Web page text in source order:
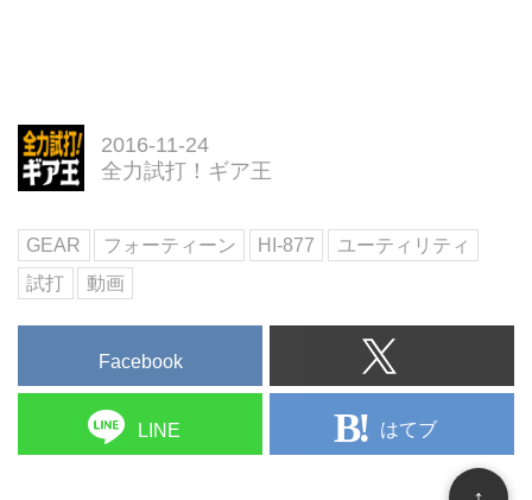
2016-11-24
全力試打！ギア王
GEAR フォーティーン HI-877
ユーティリティ
試打
動画
Facebook
LINE はてブ